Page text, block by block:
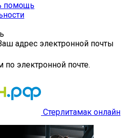
помощь
адрес электронной почты
электронной почте.
Стерлитамак онлайн